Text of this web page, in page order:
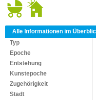
Alle Informationen im
Typ
Epoche
Entstehung
Kunstepoche
Zugehörigkeit
Stadt